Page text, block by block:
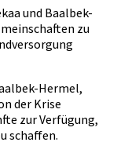
und Baalbek-
zu
Hermel,
der Krise
zur Verfügung,
schaffen.